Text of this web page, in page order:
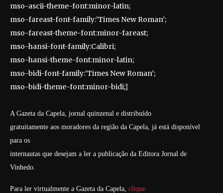
mso-ascii-theme-font:minor-latin;
mso-fareast-font-family:’Times New Roman’;
mso-fareast-theme-font:minor-fareast;
mso-hansi-font-family:Calibri;
mso-hansi-theme-font:minor-latin;
mso-bidi-font-family:’Times New Roman’;
mso-bidi-theme-font:minor-bidi;}
A Gazeta da Capela, jornal quinzenal e distribuído
gratuitamente aos moradores da região da Capela, já está disponível
para os
internautas que desejam a ler a publicação da Editora Jornal de
Vinhedo.
Para ler virtualmente a Gazeta da Capela, clique